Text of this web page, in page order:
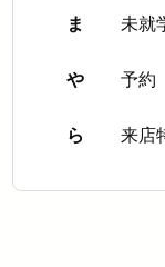
ま 未就
や 予約
ら 来店